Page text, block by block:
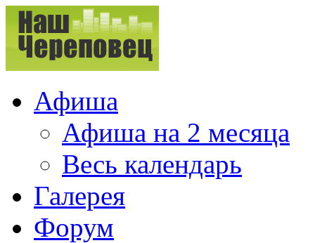
Афиша
Афиша на 2 месяца
Весь календарь
Галерея
Форум